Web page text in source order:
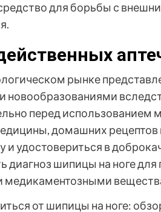
для борьбы с
рынке
новообразованиями
перед использованием
домашних
и удостовериться в
диагноз шипицы на ноге
медикаментозными